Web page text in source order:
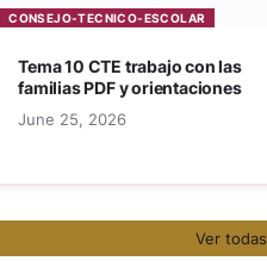
CONSEJO-TECNICO-ESCOLAR
Tema 10 CTE trabajo con las
familias PDF y orientaciones
June 25, 2026
Ver todas